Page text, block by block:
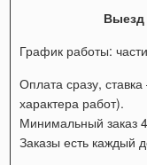
График работы:
Оплата сразу,
характера работ).
Минимальный заказ
Заказы есть каждый